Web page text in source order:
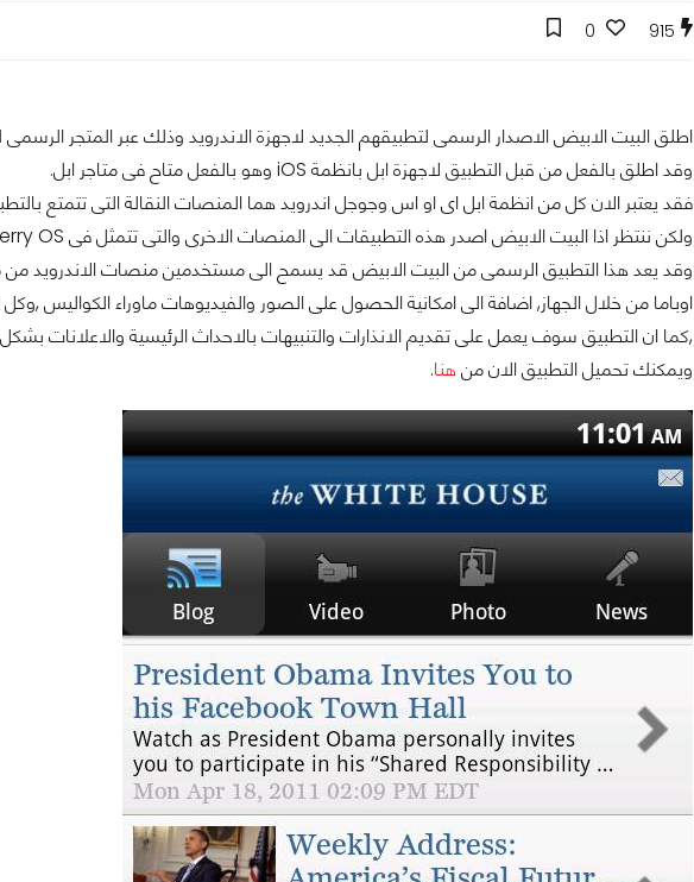
915
0
اطلق البيت الابيض الاصدار الرسمى لتطبيقهم الجديد لاجهزة الاندرويد وذلك عبر المتجر
وقد اطلق بالفعل من قبل التطبيق لاجهزة ابل بانظمة iOS وهو بالفعل متاح فى متاجر ابل.
فقد يعتبر الان كل من انظمة ابل اى او اس وجوجل اندرويد هما المنصات النقالة التى تتمتع
ولكن ننتظر اذا البيت الابيض اصدر هذه التطبيقات الى المنصات الاخرى والتى تتمثل فى HP webOs, wP7 ,Blackberry OS.
وقد يعد هذا التطبيق الرسمى من البيت الابيض قد يسمح الى مستخدمين منصات الاندرويد من
اوباما من خلال الجهاز, اضافة الى امكانية الحصول على الصور والفيديوهات ماوراء الكواليس ,وكل
,كما ان التطبيق سوف يعمل على تقديم الانذارات والتنبيهات بالاحداث الرئيسية والاعلانات
ويمكنك تحميل التطبيق الان منهنا.